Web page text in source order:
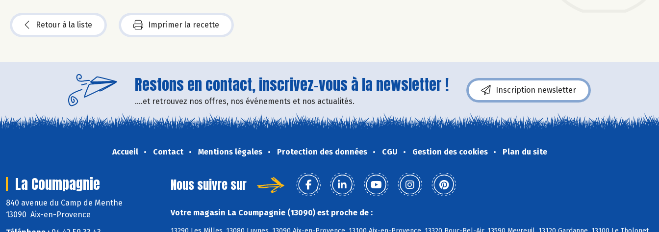
Retour à la liste Imprimer la recette
Restons en contact, inscrivez-vous à la newsletter !
....et retrouvez nos offres, nos événements et nos actualités.
Inscription newsletter
Accueil Contact Mentions légales Protection des données CGU Gestion des cookies Plan du site
La Coumpagnie
840 avenue du Camp de Menthe
13090 Aix-en-Provence
Nous suivre sur
Votre magasin La Coumpagnie (13090) est proche de :